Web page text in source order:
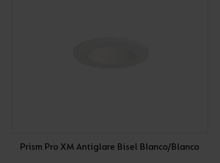
Prism Pro XM Antiglare Bisel Blanco/Blanco